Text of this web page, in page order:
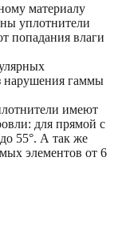
материалу
уплотнители
попадания влаги
нарушения гаммы
имеют
для прямой с
55°. А так же
элементов от 6